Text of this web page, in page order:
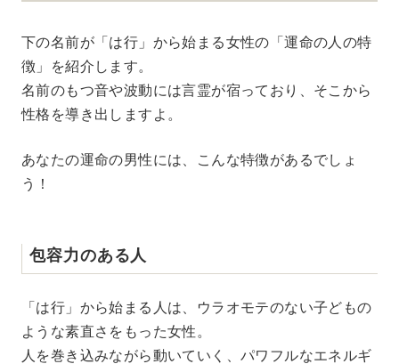
下の名前が「は行」から始まる女性の「運命の人の特
徴」を紹介します。
名前のもつ音や波動には言霊が宿っており、そこから
性格を導き出しますよ。
あなたの運命の男性には、こんな特徴があるでしょ
う！
包容力のある人
「は行」から始まる人は、ウラオモテのない子どもの
ような素直さをもった女性。
人を巻き込みながら動いていく、パワフルなエネルギ